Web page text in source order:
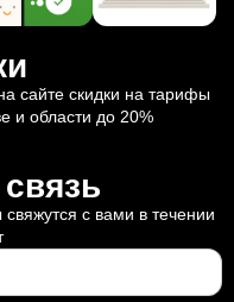
сайте скидки на тарифы
и области до 20%
с вами в течении